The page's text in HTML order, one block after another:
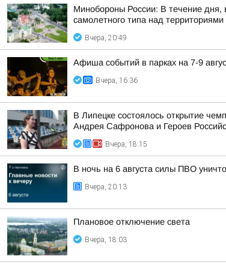
Минобороны России: В течение дня,
самолетного типа над
Вчера, 20:49
Афиша событий в парках на 7-9
Вчера, 16:36
В Липецке состоялось открытие
Андрея Сафронова и Героев
Вчера, 18:15
В ночь на 6 августа силы ПВО
Вчера, 20:13
Плановое отключение света
Вчера, 18:03